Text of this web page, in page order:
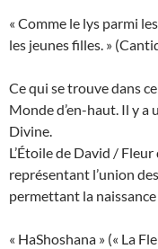
« Comme le lys parmi
les jeunes filles. »
Ce qui se trouve dans
Monde d’en-haut. Il y
Divine.
L’Étoile de David /
représentant l’union
permettant la
« HaShoshana » (« La